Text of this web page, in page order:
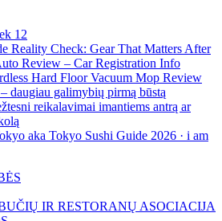
12
Reality Check: Gear That Matters After
Review – Car Registration Info
Hard Floor Vacuum Mop Review
daugiau galimybių pirmą būstą
reikalavimai imantiems antrą ar
aka Tokyo Sushi Guide 2026 · i am
IR RESTORANŲ ASOCIACIJA